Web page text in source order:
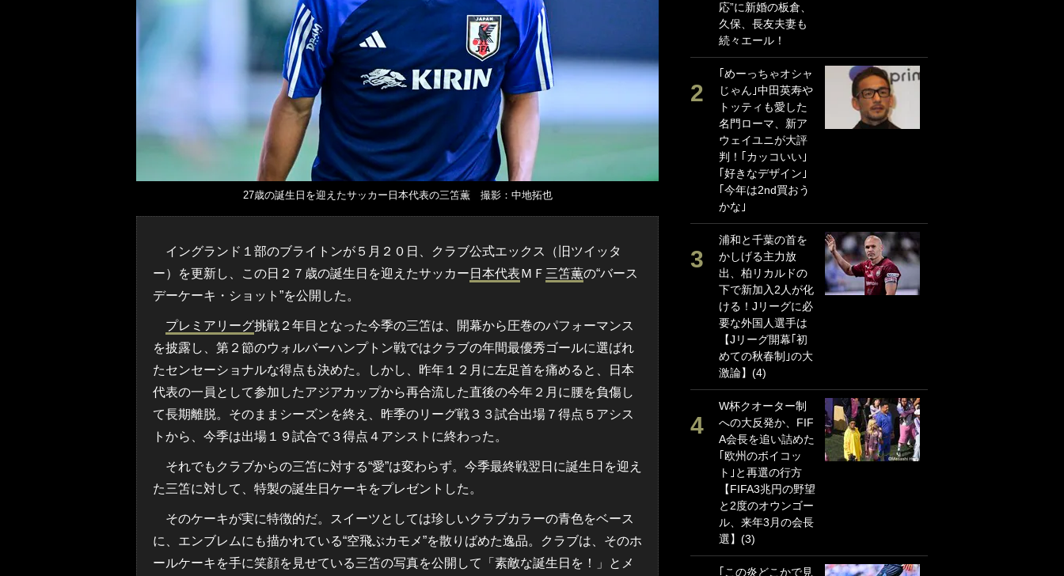
27歳の誕生日を迎えたサッカー日本代表の三笘薫 撮影：中地拓也
イングランド１部のブライトンが５月２０日、クラブ公式エックス（旧ツイッタ
ー）を更新し、この日２７歳の誕生日を迎えたサッカー 日本代表ＭＦ 三笘薫の“バース
デーケーキ・ショット”を公開した。
プレミアリーグ挑戦２年目となった今季の三笘は、開幕から圧巻のパフォーマンス
を披露し、第２節のウォルバーハンプトン戦ではクラブの年間最優秀ゴールに選ばれ
たセンセーショナルな得点も決めた。しかし、昨年１２月に左足首を痛めると、日本
代表の一員として参加したアジアカップから再合流した直後の今年２月に腰を負傷し
て長期離脱。そのままシーズンを終え、昨季のリーグ戦３３試合出場７得点５アシス
トから、今季は出場１９試合で３得点４アシストに終わった。
それでもクラブからの三笘に対する“愛”は変わらず。今季最終戦翌日に誕生日を迎え
た三笘に対して、特製の誕生日ケーキをプレゼントした。
そのケーキが実に特徴的だ。スイーツとしては珍しいクラブカラーの青色をベース
に、エンブレムにも描かれている“空飛ぶカモメ”を散りばめた逸品。クラブは、そのホ
ールケーキを手に笑顔を見せている三笘の写真を公開して「素敵な誕生日を！」とメ
応”に新婚の板倉、
久保、長友夫妻も
続々エール！
｢めーっちゃオシャ
じゃん｣中田英寿や
トッティも愛した
名門ローマ、新ア
ウェイユニが大評
判！｢カッコいい｣
｢好きなデザイン｣
｢今年は2nd買おう
かな｣
浦和と千葉の首を
かしげる主力放
出、柏リカルドの
下で新加入2人が化
ける！Jリーグに必
要な外国人選手は
【Jリーグ開幕｢初
めての秋春制｣の大
激論】(4)
W杯クオーター制
への大反発か、FIF
A会長を追い詰めた
｢欧州のボイコッ
ト｣と再選の行方
【FIFA3兆円の野望
と2度のオウンゴー
ル、来年3月の会長
選】(3)
｢この炎どこかで見